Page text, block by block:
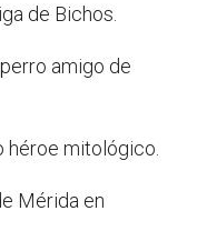
de Bichos.
amigo de
héroe mitológico.
Mérida en